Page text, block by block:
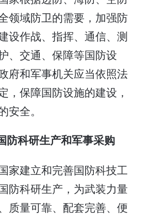
领域防卫的需要，加强防
设作战、指挥、通信、测
、交通、保障等国防设
府和军事机关应当依照法
，保障国防设施的建设，
安全。
科研生产和军事采购
建立和完善国防科技工
防科研生产，为武装力量
质量可靠、配套完善、便